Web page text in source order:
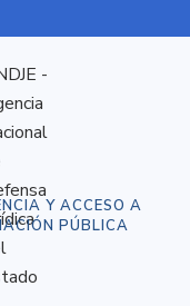
Y ACCESO A
PÚBLICA